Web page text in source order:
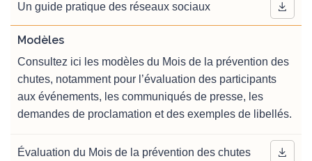
Un guide pratique des réseaux sociaux
Modèles
Consultez ici les modèles du Mois de la prévention des
chutes, notamment pour l’évaluation des participants
aux événements, les communiqués de presse, les
demandes de proclamation et des exemples de libellés.
Évaluation du Mois de la prévention des chutes